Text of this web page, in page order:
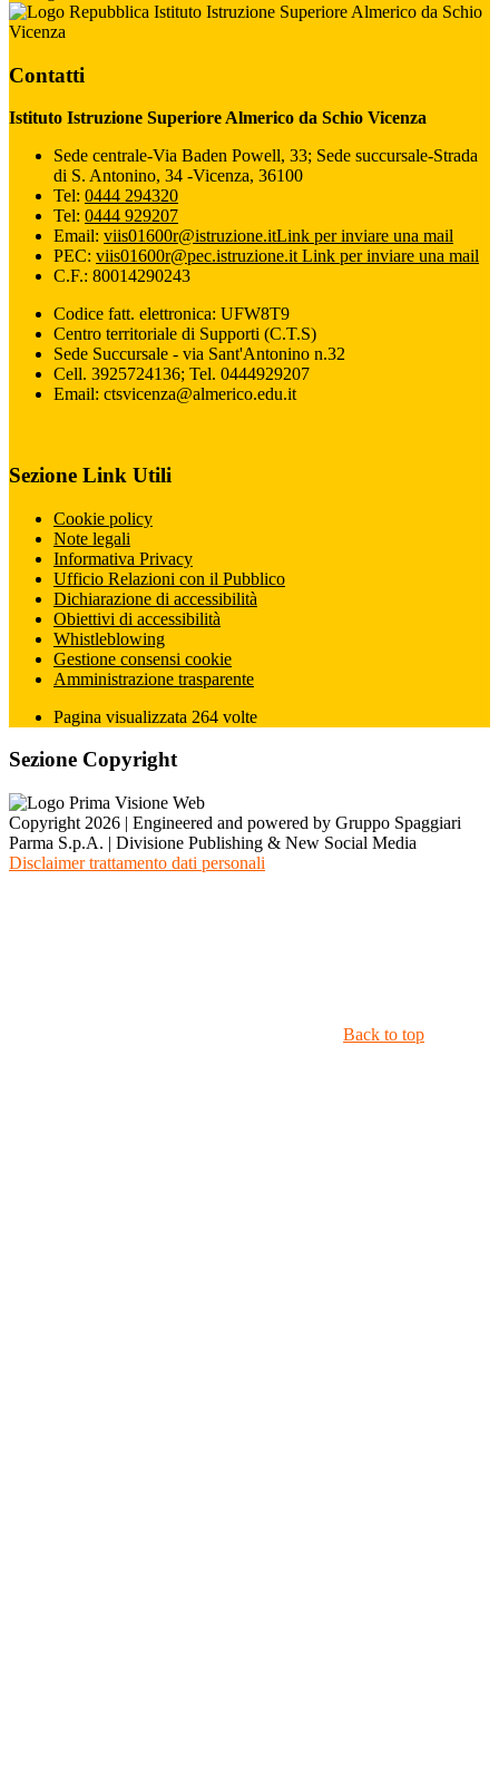
Istituto Istruzione Superiore Almerico da Schio
Vicenza
Contatti
Istituto Istruzione Superiore Almerico da Schio Vicenza
Sede centrale-Via Baden Powell, 33; Sede succursale-Strada
di S. Antonino, 34 -Vicenza, 36100
Tel: 0444 294320
Tel: 0444 929207
Email: viis01600r@istruzione.itLink per inviare una mail
PEC: viis01600r@pec.istruzione.it Link per inviare una mail
C.F.: 80014290243
Codice fatt. elettronica: UFW8T9
Centro territoriale di Supporti (C.T.S)
Sede Succursale - via Sant'Antonino n.32
Cell. 3925724136; Tel. 0444929207
Email: ctsvicenza@almerico.edu.it
Sezione Link Utili
Cookie policy
Note legali
Informativa Privacy
Ufficio Relazioni con il Pubblico
Dichiarazione di accessibilità
Obiettivi di accessibilità
Whistleblowing
Gestione consensi cookie
Amministrazione trasparente
Pagina visualizzata 264 volte
Sezione Copyright
Copyright 2026 | Engineered and powered by Gruppo Spaggiari
Parma S.p.A. | Divisione Publishing & New Social Media
Disclaimer trattamento dati personali
Back to top